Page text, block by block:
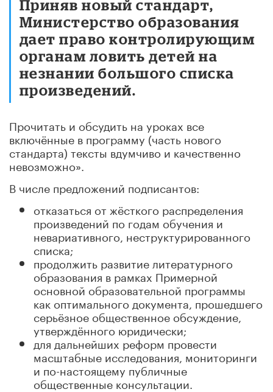
Приняв новый стандарт,
Министерство образования
дает право контролирующим
органам ловить детей на
незнании большого списка
произведений.
Прочитать и обсудить на уроках все
включённые в программу (часть нового
стандарта) тексты вдумчиво и качественно
невозможно».
В числе предложений подписантов:
отказаться от жёсткого распределения
произведений по годам обучения и
невариативного, неструктурированного
списка;
продолжить развитие литературного
образования в рамках Примерной
основной образовательной программы
как оптимального документа, прошедшего
серьёзное общественное обсуждение,
утверждённого юридически;
для дальнейших реформ провести
масштабные исследования, мониторинги
и по-настоящему публичные
общественные консультации.